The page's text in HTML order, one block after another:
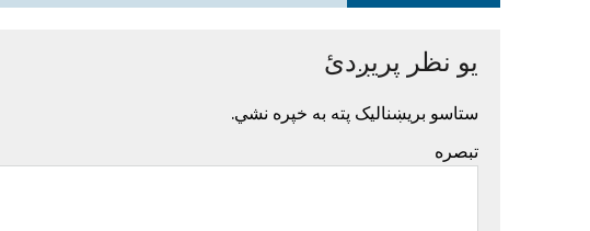
یو نظر پریږدئ
ستاسو بریښنالیک پته به خپره نشي.
تبصره